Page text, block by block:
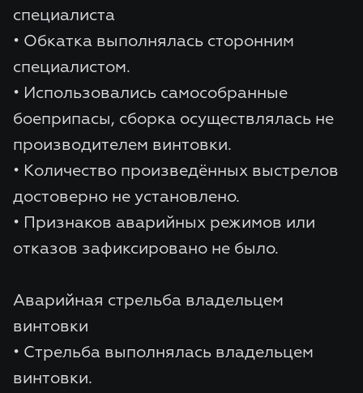
специалиста
• Обкатка выполнялась сторонним
специалистом.
• Использовались самособранные
боеприпасы, сборка осуществлялась не
производителем винтовки.
• Количество произведённых выстрелов
достоверно не установлено.
• Признаков аварийных режимов или
отказов зафиксировано не было.
Аварийная стрельба владельцем
винтовки
• Стрельба выполнялась владельцем
винтовки.